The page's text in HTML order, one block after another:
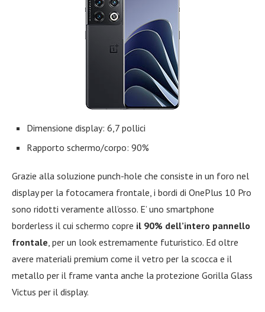
Dimensione display: 6,7 pollici
Rapporto schermo/corpo: 90%
Grazie alla soluzione punch-hole che consiste in un foro nel
display per la fotocamera frontale, i bordi di OnePlus 10 Pro
sono ridotti veramente all’osso. E’ uno smartphone
borderless il cui schermo copre il 90% dell’intero pannello
frontale, per un look estremamente futuristico. Ed oltre
avere materiali premium come il vetro per la scocca e il
metallo per il frame vanta anche la protezione Gorilla Glass
Victus per il display.